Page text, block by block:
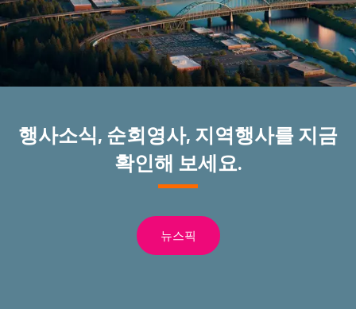
행사소식, 순회영사, 지역행사를 지금
확인해 보세요.
뉴스픽